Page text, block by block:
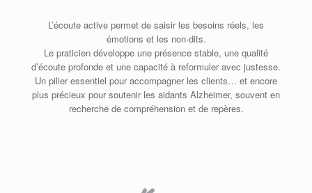
L’écoute active permet de saisir les besoins réels, les
émotions et les non‑dits.
Le praticien développe une présence stable, une qualité
d’écoute profonde et une capacité à reformuler avec justesse.
Un pilier essentiel pour accompagner les clients… et encore
plus précieux pour soutenir les aidants Alzheimer, souvent en
recherche de compréhension et de repères.